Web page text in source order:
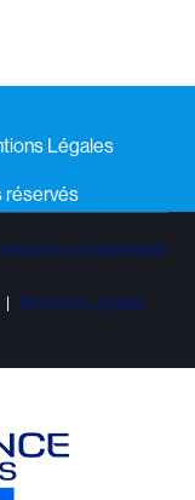
Légales
réservés
de confidentialité
Mentions Légales